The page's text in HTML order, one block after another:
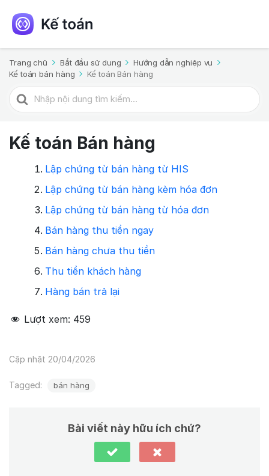
Trang chủ Bắt đầu sử dụng
Hướng dẫn nghiệp vụ
Kế toán bán hàng
Kế toán Bán hàng
Kế toán Bán hàng
Lập chứng từ bán hàng từ HIS
Lập chứng từ bán hàng kèm hóa đơn
Lập chứng từ bán hàng từ hóa đơn
Bán hàng thu tiền ngay
Bán hàng chưa thu tiền
Thu tiền khách hàng
Hàng bán trả lại
Lượt xem: 459
Cập nhật 20/04/2026
Tagged: bán hàng
Bài viết này hữu ích chứ?